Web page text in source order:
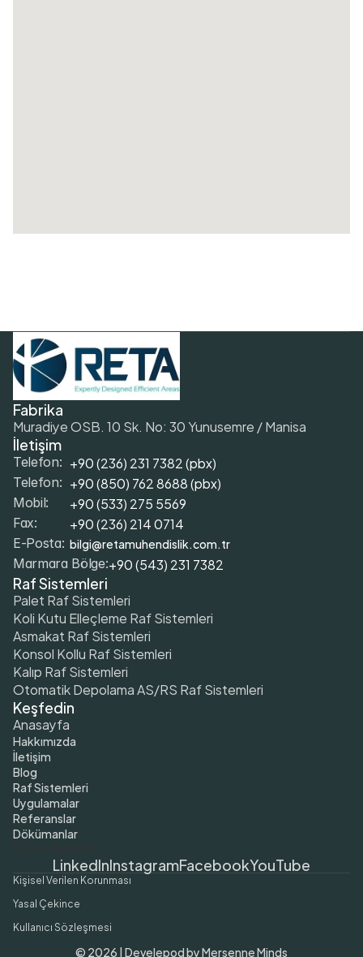
Fabrika
Muradiye OSB. 10 Sk. No: 30 Yunusemre / Manisa
İletişim
Telefon: +90 (236) 231 7382 (pbx)
Telefon: +90 (850) 762 8688 (pbx)
Mobil: +90 (533) 275 5569
Fax: +90 (236) 214 0714
E-Posta: bilgi@retamuhendislik.com.tr
Marmara Bölge:+90 (543) 231 7382
Raf Sistemleri
Palet Raf Sistemleri
Koli Kutu Elleçleme Raf Sistemleri
Asmakat Raf Sistemleri
Konsol Kollu Raf Sistemleri
Kalıp Raf Sistemleri
Otomatik Depolama AS/RS Raf Sistemleri
Keşfedin
Anasayfa
Hakkımızda
İletişim
Blog
Raf Sistemleri
Uygulamalar
Referanslar
Dökümanlar
LinkedInInstagramFacebookYouTube
© 2026 | Develepod by Mersenne Minds
Kişisel Verilen Korunması
Kullanıcı Sözleşmesi
Yasal Çekince